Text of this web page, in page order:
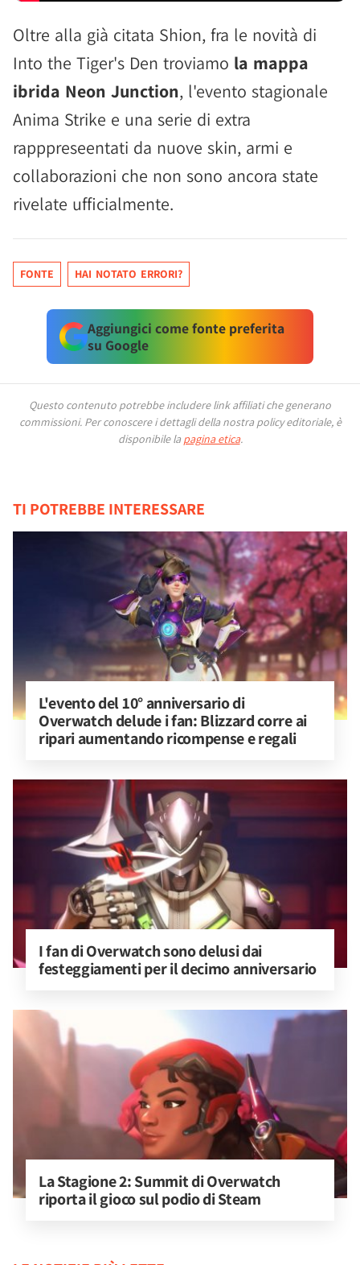
Oltre alla già citata Shion, fra le novità di
Into the Tiger's Den troviamo la mappa
ibrida Neon Junction, l'evento stagionale
Anima Strike e una serie di extra
rapppreseentati da nuove skin, armi e
collaborazioni che non sono ancora state
rivelate ufficialmente.
FONTE HAI NOTATO ERRORI?
Aggiungici come fonte preferita
su Google
Questo contenuto potrebbe includere link affiliati che generano
commissioni. Per conoscere i dettagli della nostra policy editoriale, è
disponibile la pagina etica.
TI POTREBBE INTERESSARE
L'evento del 10° anniversario di
Overwatch delude i fan: Blizzard corre ai
ripari aumentando ricompense e regali
I fan di Overwatch sono delusi dai
festeggiamenti per il decimo anniversario
La Stagione 2: Summit di Overwatch
riporta il gioco sul podio di Steam